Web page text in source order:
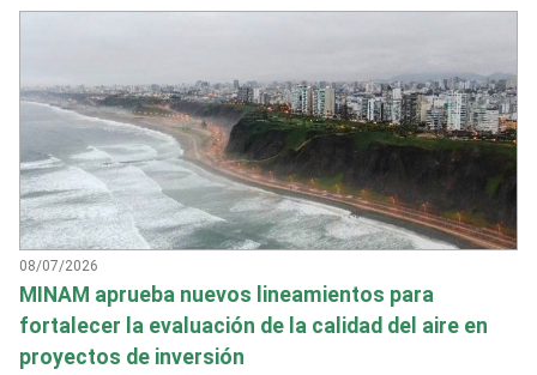
08/07/2026
MINAM aprueba nuevos lineamientos para
fortalecer la evaluación de la calidad del aire en
proyectos de inversión